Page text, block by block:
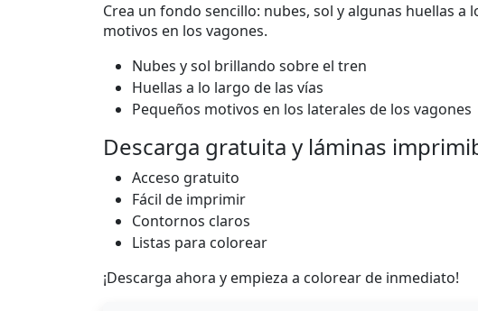
Crea un fondo sencillo: nubes, sol y algunas huellas
motivos en los vagones.
Nubes y sol brillando sobre el tren
Huellas a lo largo de las vías
Pequeños motivos en los laterales de los vagones
Descarga gratuita y láminas
Acceso gratuito
Fácil de imprimir
Contornos claros
Listas para colorear
¡Descarga ahora y empieza a colorear de inmediato!